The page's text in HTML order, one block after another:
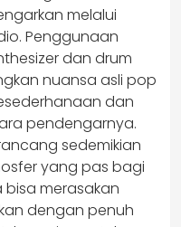
melalui
Penggunaan
dan drum
nuansa asli pop
dan
pendengarnya.
sedemikian
yang pas bagi
merasakan
dengan penuh